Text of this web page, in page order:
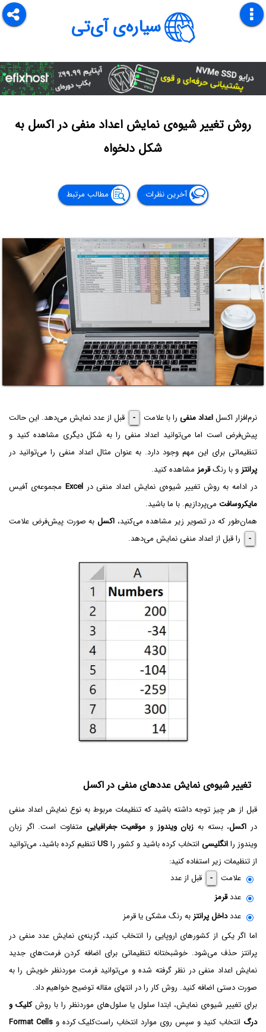
سیاره‌ی آی‌تی
روش تغییر شیوه‌ی نمایش اعداد منفی در اکسل به
شکل دلخواه
آخرین نظرات مطالب مرتبط
نرم‌افزار اکسلاعداد منفی را با علامت -
قبل از عدد نمایش می‌دهد. این حالت
پیش‌فرض است اما می‌توانید اعداد منفی را به شکل دیگری مشاهده کنید و
تنظیماتی برای این مهم وجود دارد. به عنوان مثال اعداد منفی را می‌توانید در
پرانتز و با رنگقرمز مشاهده کنید.
در ادامه به روش تغییر شیوه‌ی نمایش اعداد منفی درExcel مجموعه‌ی آفیس
مایکروسافت می‌پردازیم. با ما باشید.
همان‌طور که در تصویر زیر مشاهده می‌کنید، اکسلبه صورت پیش‌فرض علامت
-
را قبل از اعداد منفی نمایش می‌دهد.
تغییر شیوه‌ی نمایش عددهای منفی در اکسل
قبل از هر چیز توجه داشته باشید که تنظیمات مربوط به نوع نمایش اعداد منفی
در اکسل، بسته به زبان ویندوز و موقعیت جغرافیایی متفاوت است. اگر زبان
ویندوز راانگلیسی انتخاب کرده باشید و کشور راUSتنظیم کرده باشید، می‌توانید
از تنظیمات زیر استفاده کنید:
علامت
-
قبل از عدد
عددقرمز
عددداخل پرانتز به رنگ مشکی یا قرمز
اما اگر یکی از کشورهای اروپایی را انتخاب کنید، گزینه‌ی نمایش عدد منفی در
پرانتز حذف می‌شود. خوشبختانه تنظیماتی برای اضافه کردن فرمت‌های جدید
نمایش اعداد منفی در نظر گرفته شده و می‌توانید فرمت موردنظر خویش را به
صورت دستی اضافه کنید. روش کار را در انتهای مقاله توضیح خواهیم داد.
برای تغییر شیوه‌ی نمایش، ابتدا سلول یا سلول‌های موردنظر را با روشکلیک و
درگ انتخاب کنید و سپس روی موارد انتخاب راست‌کلیک کرده وFormat Cells